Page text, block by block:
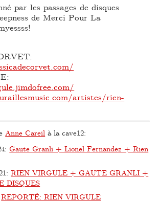
par les passages de disques
de Merci Pour La
artistes/rien-
Anne Careil à la cave12:
:Gaute Granli + Lionel Fernandez + Rien
:RIEN VIRGULE + GAUTE GRANLI +
DISQUES
REPORTÉ: RIEN VIRGULE